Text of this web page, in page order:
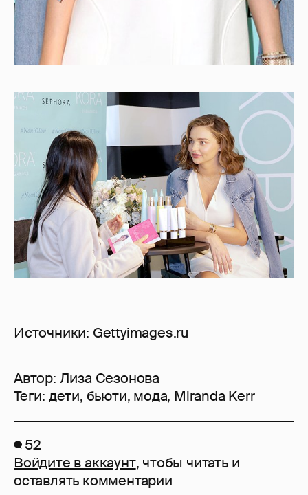
Источники: Gettyimages.ru
Автор: Лиза Сезонова
Теги: дети, бьюти, мода, Miranda Kerr
52
Войдите в аккаунт, чтобы читать и
оставлять комментарии